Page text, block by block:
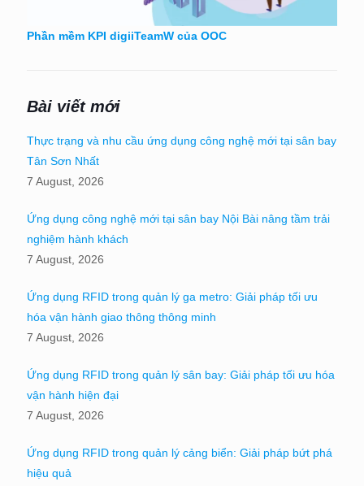
Phần mềm KPI digiiTeamW của OOC
Bài viết mới
Thực trạng và nhu cầu ứng dụng công nghệ mới tại sân bay
Tân Sơn Nhất
7 August, 2026
Ứng dụng công nghệ mới tại sân bay Nội Bài nâng tầm trải
nghiệm hành khách
7 August, 2026
Ứng dụng RFID trong quản lý ga metro: Giải pháp tối ưu
hóa vận hành giao thông thông minh
7 August, 2026
Ứng dụng RFID trong quản lý sân bay: Giải pháp tối ưu hóa
vận hành hiện đại
7 August, 2026
Ứng dụng RFID trong quản lý cảng biển: Giải pháp bứt phá
hiệu quả